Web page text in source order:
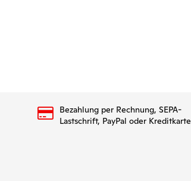
Bezahlung per Rechnung, SEPA-
Lastschrift, PayPal oder Kreditkarte